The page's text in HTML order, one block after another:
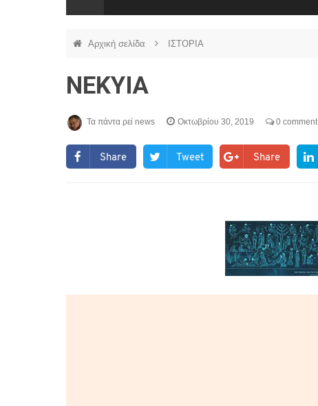
Αρχική σελίδα ΙΣΤΟΡΙΑ
ΝΕΚΥΙΑ
Τα πάντα ρεί news Οκτωβρίου 30, 2019 0 comment
Share Tweet Share